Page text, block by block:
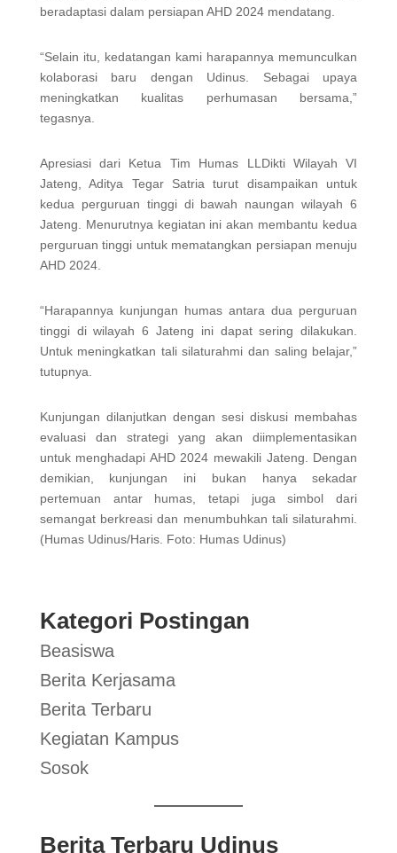
beradaptasi dalam persiapan AHD 2024 mendatang.
“Selain itu, kedatangan kami harapannya memunculkan
kolaborasi baru dengan Udinus. Sebagai upaya
meningkatkan kualitas perhumasan bersama,”
tegasnya.
Apresiasi dari Ketua Tim Humas LLDikti Wilayah VI
Jateng, Aditya Tegar Satria turut disampaikan untuk
kedua perguruan tinggi di bawah naungan wilayah 6
Jateng. Menurutnya kegiatan ini akan membantu kedua
perguruan tinggi untuk mematangkan persiapan menuju
AHD 2024.
“Harapannya kunjungan humas antara dua perguruan
tinggi di wilayah 6 Jateng ini dapat sering dilakukan.
Untuk meningkatkan tali silaturahmi dan saling belajar,”
tutupnya.
Kunjungan dilanjutkan dengan sesi diskusi membahas
evaluasi dan strategi yang akan diimplementasikan
untuk menghadapi AHD 2024 mewakili Jateng. Dengan
demikian, kunjungan ini bukan hanya sekadar
pertemuan antar humas, tetapi juga simbol dari
semangat berkreasi dan menumbuhkan tali silaturahmi.
(Humas Udinus/Haris. Foto: Humas Udinus)
Kategori Postingan
Beasiswa
Berita Kerjasama
Berita Terbaru
Kegiatan Kampus
Sosok
Berita Terbaru Udinus